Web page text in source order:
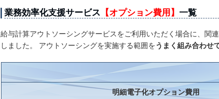
業務効率化支援サービス 【オプション費用】 一覧
給与計算アウトソーシングサービスをご利用いただく場合に、関
しました。 アウトソーシングを実施する範囲をうまく組み合わせ
明細電子化オプション費用